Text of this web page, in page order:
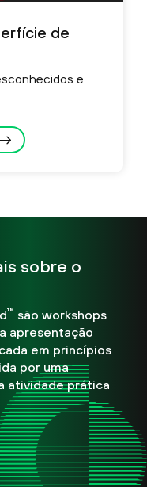
de
e
sobre o
™ são workshops
apresentação
em princípios
por uma
atividade prática